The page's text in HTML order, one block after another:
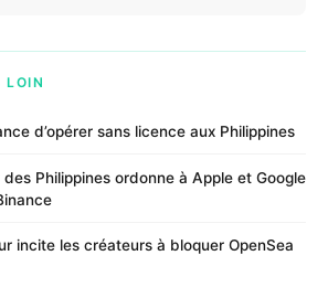
LOIN
d’opérer sans licence aux Philippines
des Philippines ordonne à Apple et Google
incite les créateurs à bloquer OpenSea